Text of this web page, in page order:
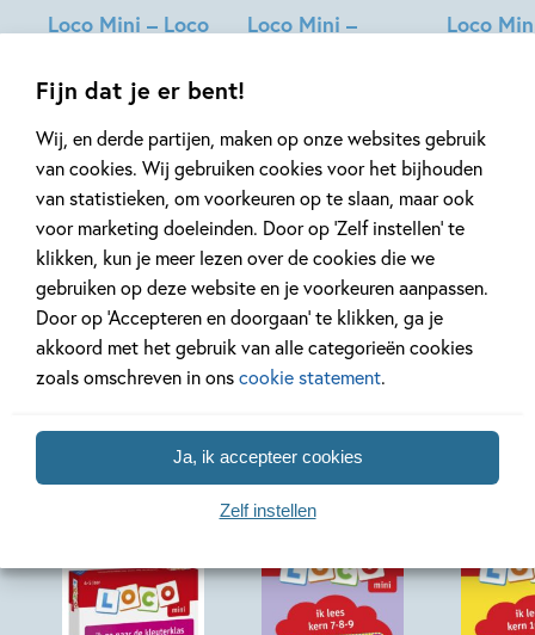
Fijn dat je er bent!
Wij, en derde partijen, maken op onze websites gebruik
van cookies. Wij gebruiken cookies voor het bijhouden
van statistieken, om voorkeuren op te slaan, maar ook
voor marketing doeleinden. Door op ‘Zelf instellen’ te
klikken, kun je meer lezen over de cookies die we
gebruiken op deze website en je voorkeuren aanpassen.
Door op ‘Accepteren en doorgaan’ te klikken, ga je
akkoord met het gebruik van alle categorieën cookies
zoals omschreven in onscookie statement.
Ja, ik accepteer cookies
Zelf instellen
Loco Mini – Loco
Rompompom ik
leer woordjes
Loco Mini –
Schuylenbergh
Loco
Nog meer Loco Mini